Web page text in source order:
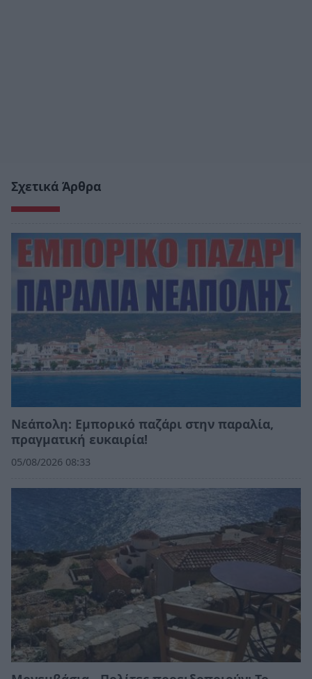
Σχετικά Άρθρα
Νεάπολη: Εμπορικό παζάρι στην παραλία,
πραγματική ευκαιρία!
05/08/2026 08:33